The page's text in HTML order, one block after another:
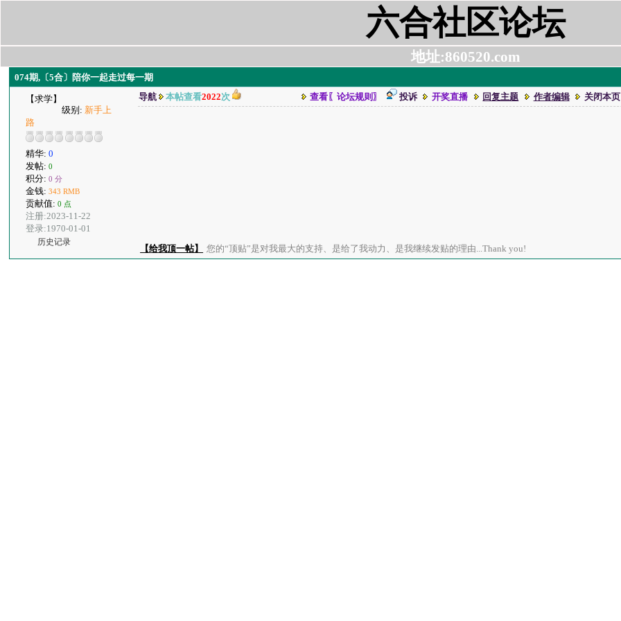
六合社区论坛
地址:860520.com
074期,〔5合〕陪你一起走过每一期
【求学】
级别: 新手上
路
精华:0
发帖:0
积分:0 分
金钱:343 RMB
贡献值:0 点
注册:2023-11-22
登录:1970-01-01
历史记录
导航 本帖查看2022次 查看〖论坛规则〗 投诉 开奖直播 回复主题 作者编辑 关闭本页
【给我顶一帖】 您的“顶贴”是对我最大的支持、是给了我动力、是我继续发贴的理由...Thank you!